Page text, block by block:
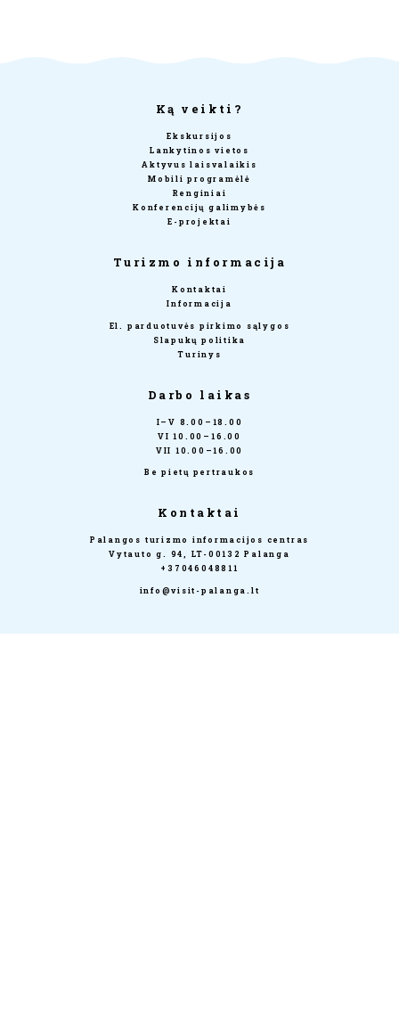
Ką veikti?
Ekskursijos
Lankytinos vietos
Aktyvus laisvalaikis
Mobili programėlė
Renginiai
Konferencijų galimybės
E-projektai
Turizmo informacija
Kontaktai
Informacija
El. parduotuvės pirkimo sąlygos
Slapukų politika
Turinys
Darbo laikas
I–V 8.00–18.00
VI 10.00–16.00
VII 10.00–16.00
Be pietų pertraukos
Kontaktai
Palangos turizmo informacijos centras
Vytauto g. 94, LT-00132 Palanga
+37046048811
info@visit-palanga.lt